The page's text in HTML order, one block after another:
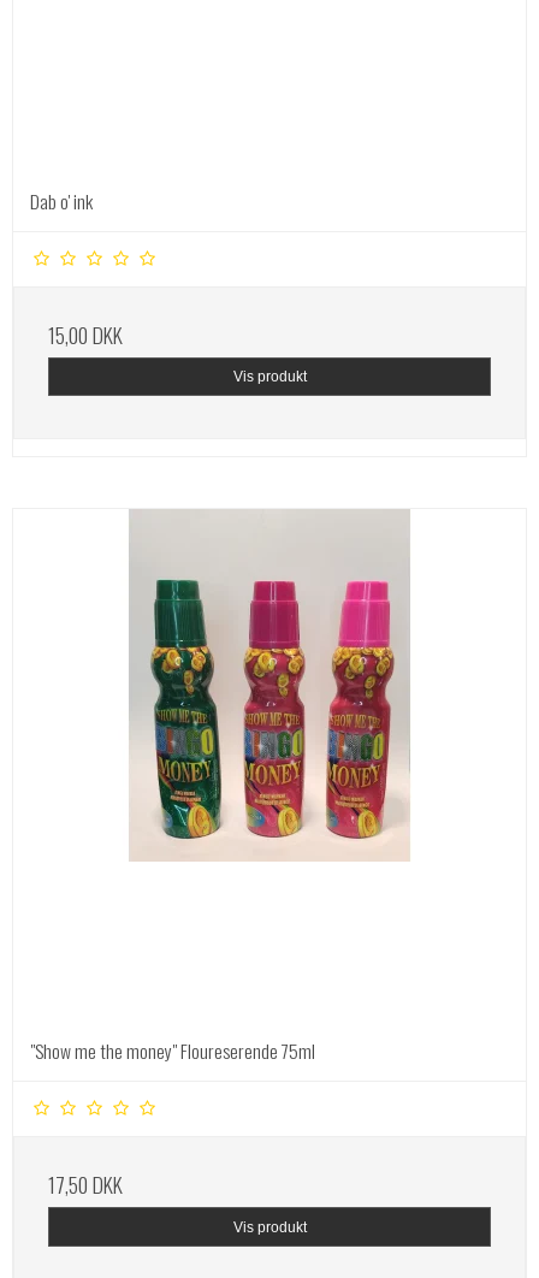
Dab o' ink
15,00 DKK
Vis produkt
"Show me the money" Floureserende 75ml
17,50 DKK
Vis produkt